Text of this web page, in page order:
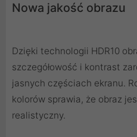
Nowa jakość obrazu
Dzięki technologii HDR10
szczegółowość i kontrast
jasnych częściach ekranu.
kolorów sprawia, że obraz
realistyczny.